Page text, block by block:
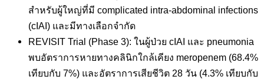
สำหรับผู้ใหญ่ที่มี complicated intra-abdominal infections
(cIAI) และมีทางเลือกจำกัด
REVISIT Trial (Phase 3): ในผู้ป่วย cIAI และ pneumonia
พบอัตราการหายทางคลินิกใกล้เคียง meropenem (68.4%
เทียบกับ 7%) และอัตราการเสียชีวิต 28 วัน (4.3% เทียบกับ